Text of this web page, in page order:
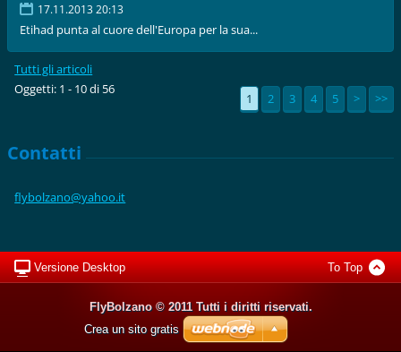
17.11.2013 20:13
Etihad punta al cuore dell'Europa per la sua...
Tutti gli articoli
Oggetti: 1 - 10 di 56
1 2 3 4 5 > >>
Contatti
flybolzano@yahoo.it
Versione Desktop To Top
FlyBolzano © 2011 Tutti i diritti riservati.
Crea un sito gratis